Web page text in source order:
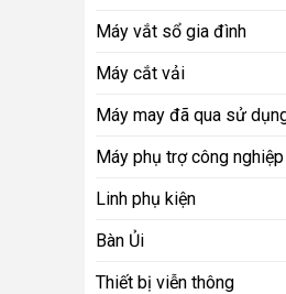
Máy vắt sổ gia đình
Máy cắt vải
Máy may đã qua sử
Máy phụ trợ công
Linh phụ kiện
Bàn Ủi
Thiết bị viễn thông